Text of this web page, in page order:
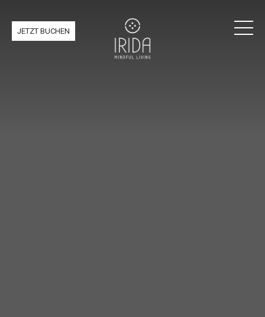
JETZT BUCHEN